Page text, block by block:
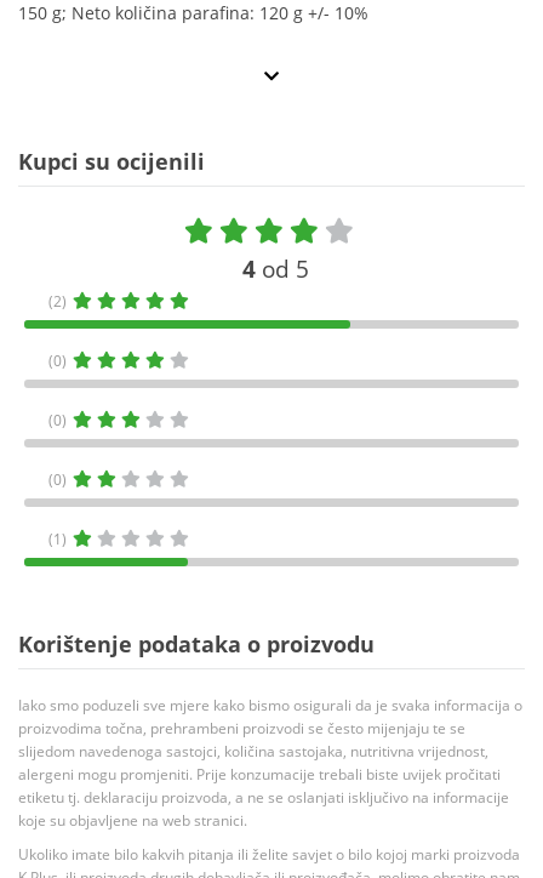
150 g; Neto količina parafina: 120 g +/- 10%
Kupci su ocijenili
4 od 5
(2)
(0)
(0)
(0)
(1)
Korištenje podataka o proizvodu
Iako smo poduzeli sve mjere kako bismo osigurali da je svaka informacija o
proizvodima točna, prehrambeni proizvodi se često mijenjaju te se
slijedom navedenoga sastojci, količina sastojaka, nutritivna vrijednost,
alergeni mogu promjeniti. Prije konzumacije trebali biste uvijek pročitati
etiketu tj. deklaraciju proizvoda, a ne se oslanjati isključivo na informacije
koje su objavljene na web stranici.
Ukoliko imate bilo kakvih pitanja ili želite savjet o bilo kojoj marki proizvoda